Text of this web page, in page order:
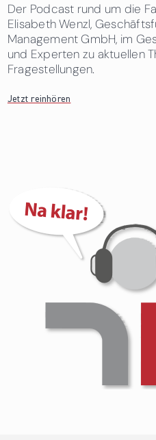
Der Podcast rund um die
Elisabeth Wenzl,
Management GmbH, im
und Experten zu aktuellen
Fragestellungen.
Jetzt reinhören